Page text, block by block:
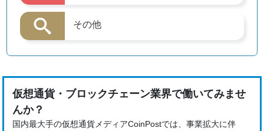
その他
仮想通貨・ブロックチェーン業界で働いてみませ
んか？
国内最大手の仮想通貨メディアCoinPostでは、事業拡大に伴